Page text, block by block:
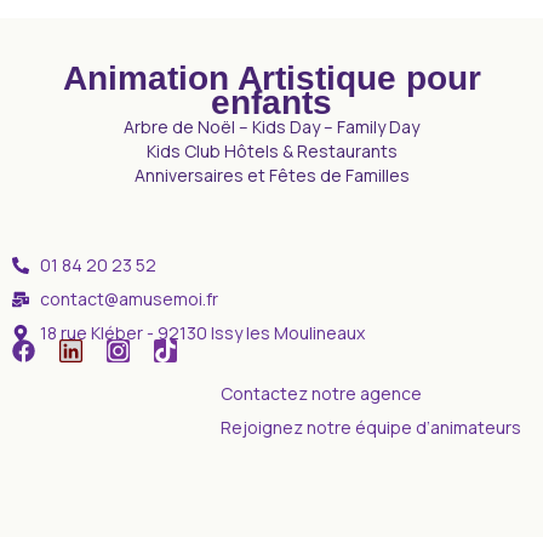
Animation Artistique pour
enfants
Arbre de Noël – Kids Day – Family Day
Kids Club Hôtels & Restaurants
Anniversaires et Fêtes de Familles
01 84 20 23 52
contact@amusemoi.fr
18 rue Kléber - 92130 Issy les Moulineaux
Contactez notre agence
Rejoignez notre équipe d’animateurs